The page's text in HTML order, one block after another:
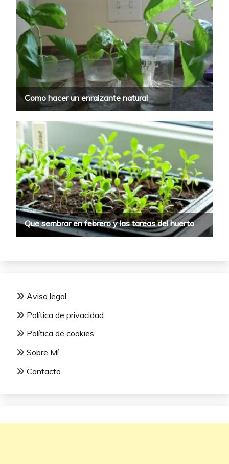
Aviso legal
Política de privacidad
Política de cookies
Sobre Mí
Contacto